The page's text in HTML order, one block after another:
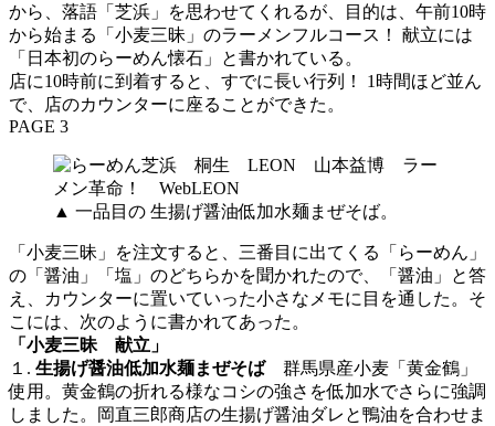
から、落語「芝浜」を思わせてくれるが、目的は、午前10時
から始まる「小麦三昧」のラーメンフルコース！ 献立には
「日本初のらーめん懐石」と書かれている。
店に10時前に到着すると、すでに長い行列！ 1時間ほど並ん
で、店のカウンターに座ることができた。
PAGE 3
▲ 一品目の 生揚げ醤油低加水麺まぜそば。
「小麦三昧」を注文すると、三番目に出てくる「らーめん」
の「醤油」「塩」のどちらかを聞かれたので、「醤油」と答
え、カウンターに置いていった小さなメモに目を通した。そ
こには、次のように書かれてあった。
「小麦三昧 献立」
１. 生揚げ醤油低加水麺まぜそば 群馬県産小麦「黄金鶴」
使用。黄金鶴の折れる様なコシの強さを低加水でさらに強調
しました。岡直三郎商店の生揚げ醤油ダレと鴨油を合わせま